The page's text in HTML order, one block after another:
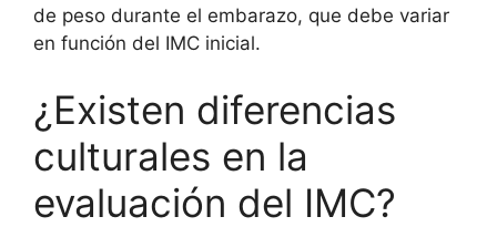
de peso durante el embarazo, que debe variar
en función del IMC inicial.
¿Existen diferencias
culturales en la
evaluación del IMC?